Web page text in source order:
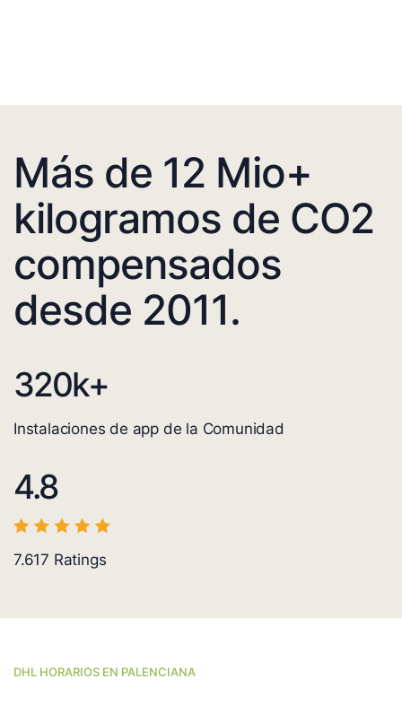
Más de 12 Mio+
kilogramos de CO2
compensados
desde 2011.
320k+
Instalaciones de app de la Comunidad
4.8
7.617 Ratings
DHL HORARIOS EN PALENCIANA